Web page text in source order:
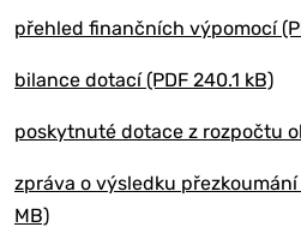
přehled finančních výpomocí
bilance dotací (PDF 240.1 kB)
poskytnuté dotace z rozpočtu
zpráva o výsledku přezkoumání
MB)